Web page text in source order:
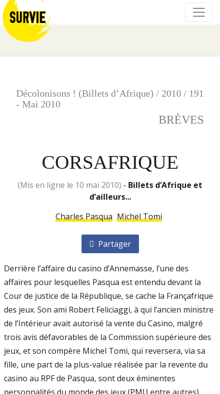
Décolonisons ! (Billets d’Afrique) / 2010 / 191
- Mai 2010
BRÈVES
CORSAFRIQUE
(mis en ligne le 10 mai 2010) - Billets d’Afrique et
d’ailleurs...
Charles Pasqua Michel Tomi
Partager
Derrière l’affaire du casino d’Annemasse, l’une des
affaires pour lesquelles Pasqua est entendu devant la
Cour de justice de la République, se cache la Françafrique
des jeux. Son ami Robert Feliciaggi, à qui l’ancien ministre
de l’Intérieur avait autorisé la vente du Casino, malgré
trois avis défavorables de la Commission supérieure des
jeux, et son compère Michel Tomi, qui reversera, via sa
fille, une part de la plus-value réalisée par la revente du
casino au RPF de Pasqua, sont deux éminentes